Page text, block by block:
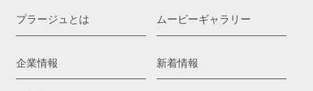
プラージュとは
企業情報
ムービーギャラリー
新着情報